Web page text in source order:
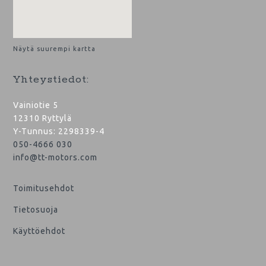
Näytä suurempi kartta
Yhteystiedot:
Vainiotie 5
12310 Ryttylä
Y-Tunnus: 2298339-4
050-4666 030
info@tt-motors.com
Toimitusehdot
Tietosuoja
Käyttöehdot